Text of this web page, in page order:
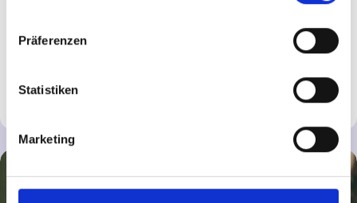
Präferenzen
Statistiken
Marketing
Sicherheit, Aufklärung und fundierte Entscheidungen
weltweit im Einsatz.